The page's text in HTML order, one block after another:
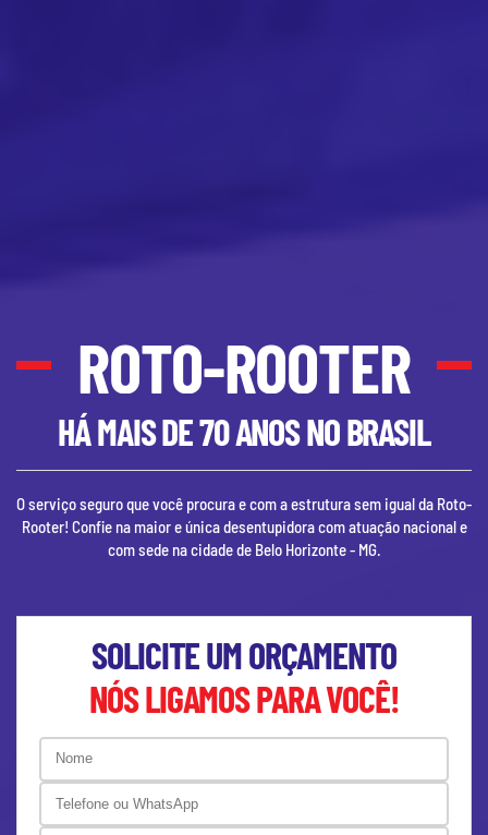
ROTO-ROOTER
HÁ MAIS DE 70 ANOS NO BRASIL
O serviço seguro que você procura e com a estrutura sem igual da Roto-
Rooter! Confie na maior e única desentupidora com atuação nacional e
com sede na cidade de Belo Horizonte - MG.
SOLICITE UM ORÇAMENTO
NÓS LIGAMOS PARA VOCÊ!